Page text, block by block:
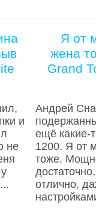
и
не
Я от
жена
Grand
Андрей
ещё какие-
1200. Я от
тоже.
отлично,